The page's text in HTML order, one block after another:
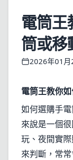
電筒王
筒或移
2026年01月
電筒王教你
如何選購手
來說是一個
玩、夜間實
來判斷，常